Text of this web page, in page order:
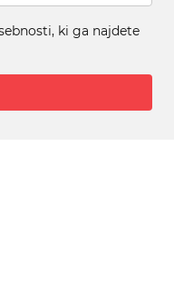
ki ga najdete